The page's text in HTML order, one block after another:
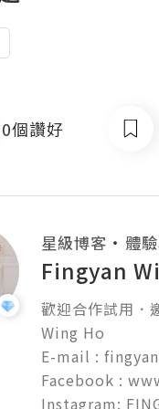
0個讚好
星級博客 ・ 體
Fingyan
歡迎合作試用．
Wing Ho
E-mail :
Facebook :
Instagram: